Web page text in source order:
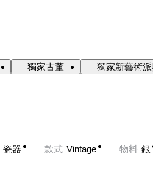
獨家古董 獨家新藝術
瓷器 款式 Vintage 物料 銀